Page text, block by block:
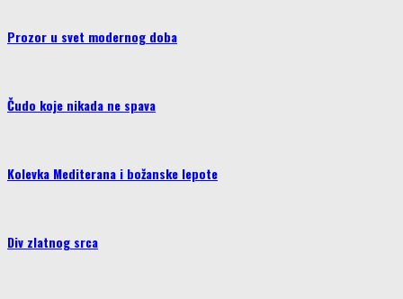
Prozor u svet modernog doba
Čudo koje nikada ne spava
Kolevka Mediterana i božanske lepote
Div zlatnog srca